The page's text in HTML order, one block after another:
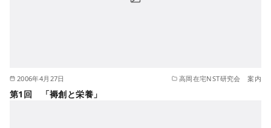
2006年4月27日 高岡在宅NST研究会 案内
第1回 「褥創と栄養」